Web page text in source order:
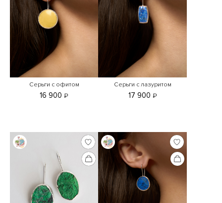
Серьги с офитом
16 900₽
Серьги с лазуритом
17 900 ₽